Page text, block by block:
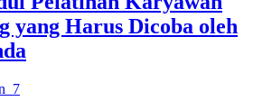
yang Harus Dicoba oleh